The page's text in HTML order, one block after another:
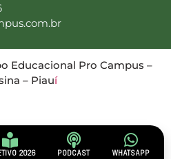
Educacional Pro Campus –
– Piauí
2026 PODCAST WHATSAPP